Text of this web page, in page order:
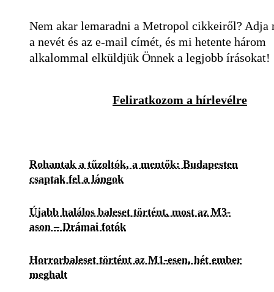
Nem akar lemaradni a Metropol cikkeiről? Adja
a nevét és az e-mail címét, és mi hetente három
alkalommal elküldjük Önnek a legjobb írásokat!
Feliratkozom a hírlevélre
Rohantak a tűzoltók, a mentők: Budapesten
csaptak fel a lángok
Újabb halálos baleset történt, most az M3-
ason – Drámai fotók
Horrorbaleset történt az M1-esen, hét ember
meghalt